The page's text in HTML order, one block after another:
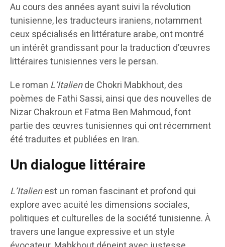
Au cours des années ayant suivi la révolution
tunisienne, les traducteurs iraniens, notamment
ceux spécialisés en littérature arabe, ont montré
un intérêt grandissant pour la traduction d’œuvres
littéraires tunisiennes vers le persan.
Le roman L’Italiende Chokri Mabkhout, des
poèmes de Fathi Sassi, ainsi que des nouvelles de
Nizar Chakroun et Fatma Ben Mahmoud, font
partie des œuvres tunisiennes qui ont récemment
été traduites et publiées en Iran.
Un dialogue littéraire
L’Italienest un roman fascinant et profond qui
explore avec acuité les dimensions sociales,
politiques et culturelles de la société tunisienne. À
travers une langue expressive et un style